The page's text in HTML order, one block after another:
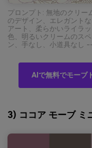
プロンプト: 無地のクリー
のデザイン、エレガント
アート、柔らかいライラ
色、明るいクリームのス
ン、手なし、小道具なし
AIで無料でモーブ
3) ココア モーブ ミ